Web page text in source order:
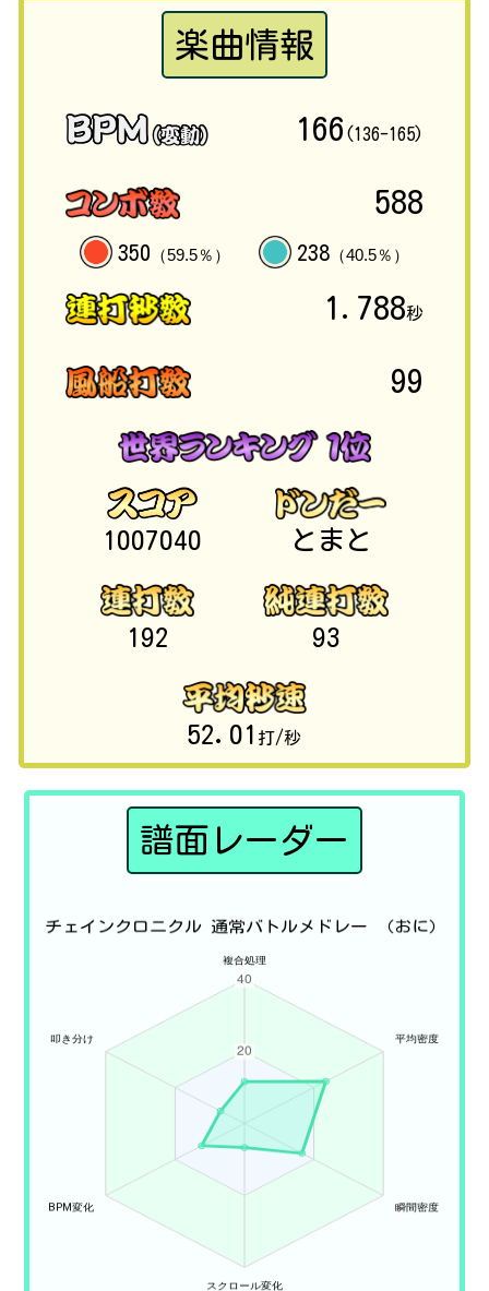
楽曲情報
166 (136-165)
588
350 （59.5％） 238（40.5％）
1.788秒
99
1007040 とまと
192 93
52.01 打/秒
譜面レーダー